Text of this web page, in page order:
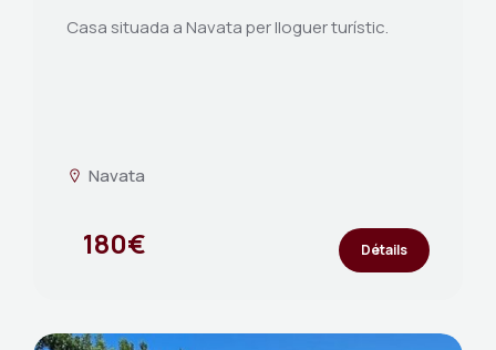
Casa situada a Navata per lloguer turístic.
Navata
180€ Détails